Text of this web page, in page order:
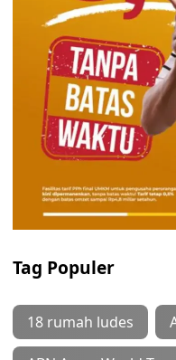
Tag Populer
18 rumah ludes